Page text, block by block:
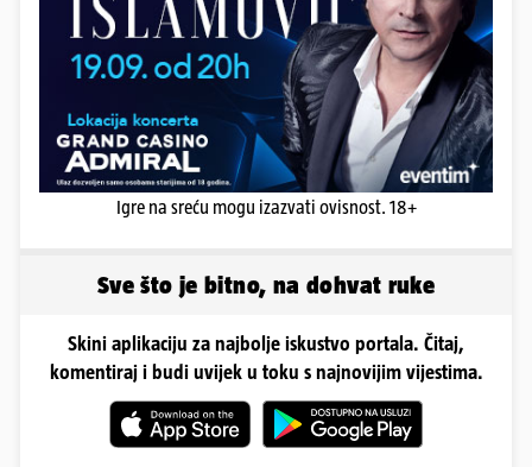
Igre na sreću mogu izazvati ovisnost. 18+
Sve što je bitno, na dohvat ruke
Skini aplikaciju za najbolje iskustvo portala. Čitaj,
komentiraj i budi uvijek u toku s najnovijim vijestima.